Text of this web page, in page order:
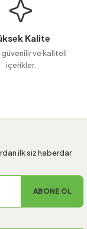
Kalite
ve kaliteli
içerikler.
ilk siz haberdar
ABONE OL